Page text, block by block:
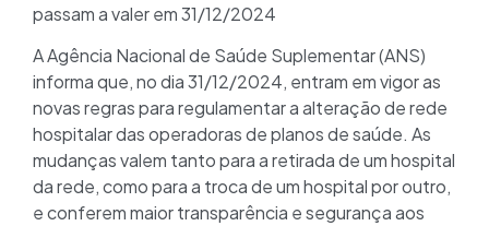
passam a valer em 31/12/2024
A Agência Nacional de Saúde Suplementar (ANS)
informa que, no dia 31/12/2024, entram em vigor as
novas regras para regulamentar a alteração de rede
hospitalar das operadoras de planos de saúde. As
mudanças valem tanto para a retirada de um hospital
da rede, como para a troca de um hospital por outro,
e conferem maior transparência e segurança aos